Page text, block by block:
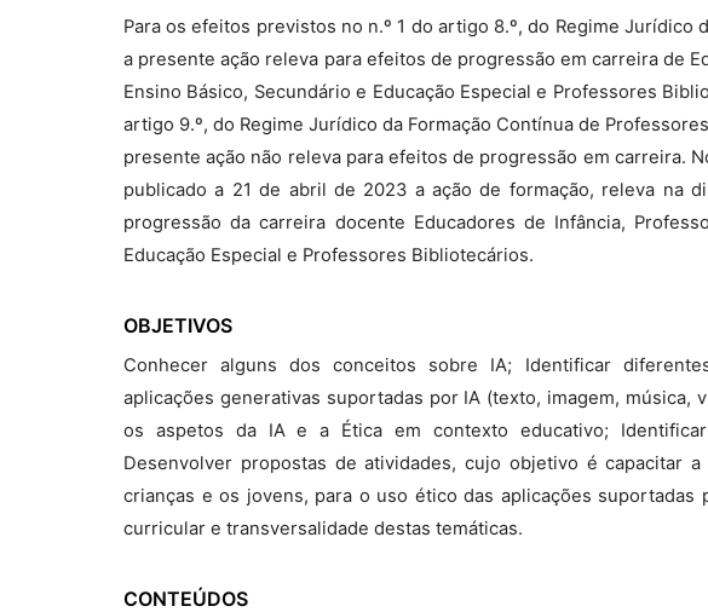
Para os efeitos previstos no n.º 1 do artigo 8.º, do Regime Jurídico
a presente ação releva para efeitos de progressão em carreira de
Ensino Básico, Secundário e Educação Especial e Professores
artigo 9.º, do Regime Jurídico da Formação Contínua de
presente ação não releva para efeitos de progressão em carreira.
publicado a 21 de abril de 2023 a ação de formação, releva na
progressão da carreira docente Educadores de Infância,
Educação Especial e Professores Bibliotecários.
OBJETIVOS
Conhecer alguns dos conceitos sobre IA; Identificar
aplicações generativas suportadas por IA (texto, imagem, música,
os aspetos da IA e a Ética em contexto educativo;
Desenvolver propostas de atividades, cujo objetivo é capacitar
crianças e os jovens, para o uso ético das aplicações suportadas
curricular e transversalidade destas temáticas.
CONTEÚDOS